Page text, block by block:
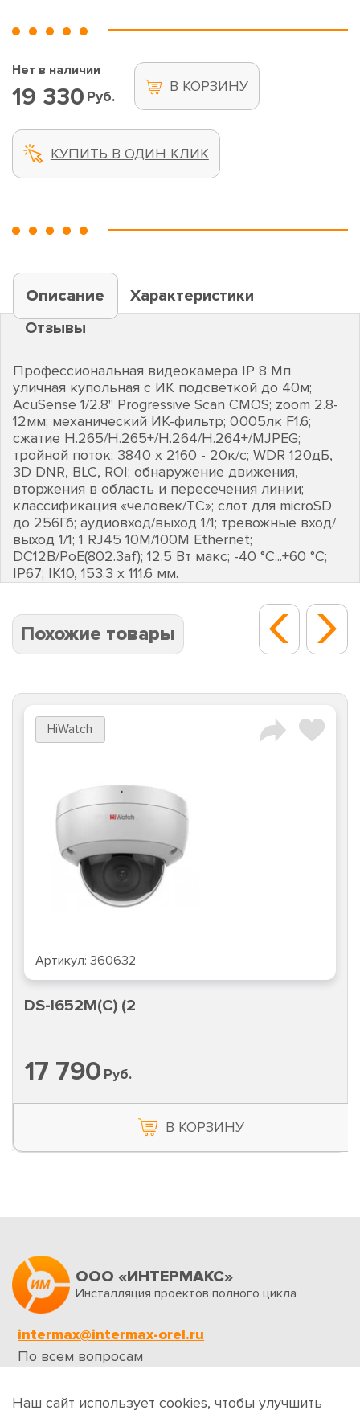
Нет в наличии
19 330 Руб.
В КОРЗИНУ
КУПИТЬ В ОДИН КЛИК
Описание
Характеристики
Отзывы
Профессиональная видеокамера IP 8 Мп
уличная купольная с ИК подсветкой до 40м;
AcuSense 1/2.8" Progressive Scan CMOS; zoom 2.8-
12мм; механический ИК-фильтр; 0.005лк F1.6;
сжатие H.265/H.265+/H.264/H.264+/MJPEG;
тройной поток; 3840 х 2160 - 20к/с; WDR 120дБ,
3D DNR, BLC, ROI; обнаружение движения,
вторжения в область и пересечения линии;
классификация «человек/ТС»; слот для microSD
до 256Гб; аудиовход/выход 1/1; тревожные вход/
выход 1/1; 1 RJ45 10M/100M Ethernet;
DC12В/PoE(802.3af); 12.5 Вт макс; -40 °C...+60 °C;
IP67; IK10, 153.3 х 111.6 мм.
Похожие товары
HiWatch
Артикул: 360632
DS-I652M(C) (2
17 790 Руб.
В КОРЗИНУ
ООО «ИНТЕРМАКС»
Инсталляция проектов полного цикла
intermax@intermax-orel.ru
По всем вопросам
Обратная связь
Наш сайт использует cookies, чтобы улучшить